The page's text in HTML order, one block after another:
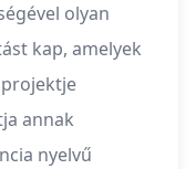
olyan
kap, amelyek
annak
nyelvű